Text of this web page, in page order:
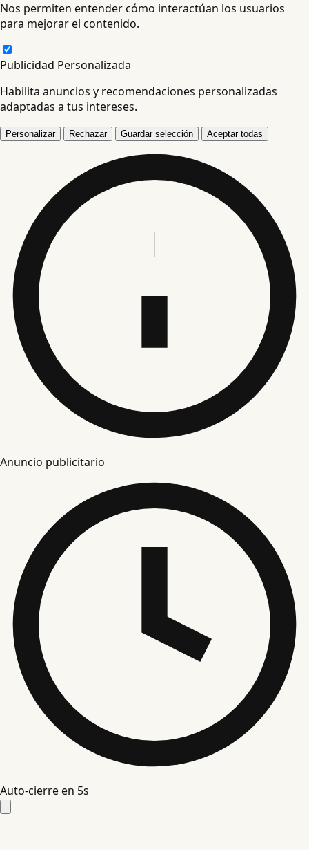
Nos permiten entender cómo interactúan los usuarios
para mejorar el contenido.
Publicidad Personalizada
Habilita anuncios y recomendaciones personalizadas
adaptadas a tus intereses.
Personalizar Rechazar Guardar selección Aceptar todas
Anuncio publicitario
Auto-cierre en 4s